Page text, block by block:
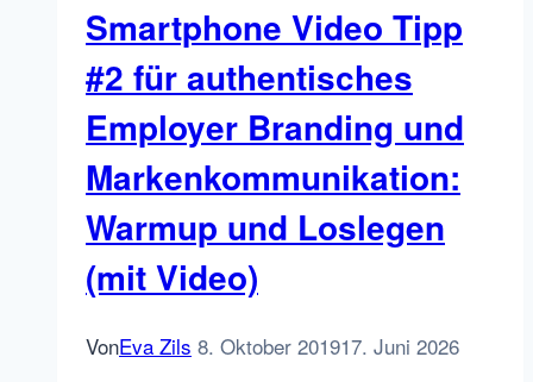
Deine
gelungene
Social
Media
Video
Story
Strategie
Smartphone Video Tipp
#2 für authentisches
Employer Branding und
Markenkommunikation:
Warmup und Loslegen
(mit Video)
VonEva Zils 8. Oktober 201917. Juni 2026